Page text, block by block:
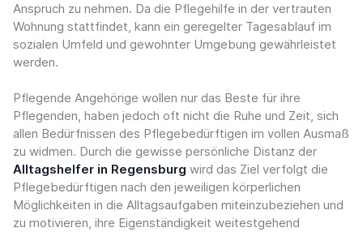
Anspruch zu nehmen. Da die Pflegehilfe in der vertrauten
Wohnung stattfindet, kann ein geregelter Tagesablauf im
sozialen Umfeld und gewohnter Umgebung gewährleistet
werden.
Pflegende Angehörige wollen nur das Beste für ihre
Pflegenden, haben jedoch oft nicht die Ruhe und Zeit, sich
allen Bedürfnissen des Pflegebedürftigen im vollen Ausmaß
zu widmen. Durch die gewisse persönliche Distanz der
Alltagshelfer in Regensburg wird das Ziel verfolgt die
Pflegebedürftigen nach den jeweiligen körperlichen
Möglichkeiten in die Alltagsaufgaben miteinzubeziehen und
zu motivieren, ihre Eigenständigkeit weitestgehend